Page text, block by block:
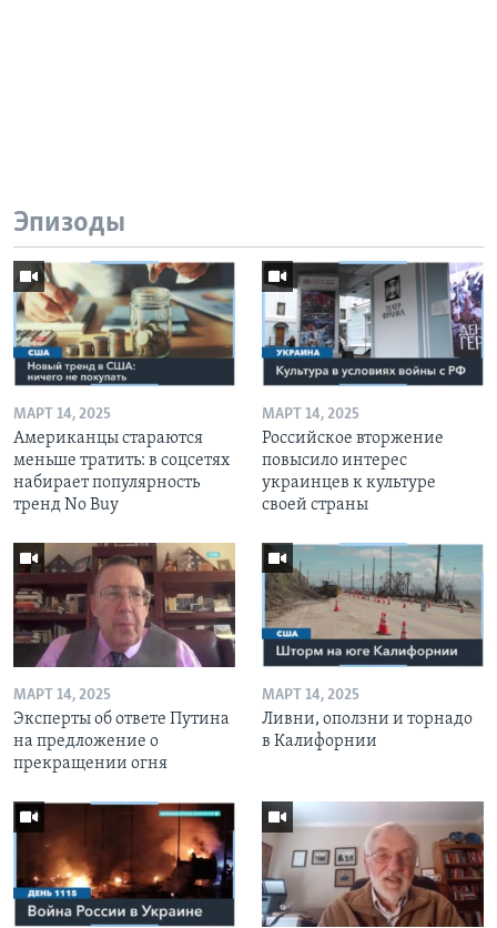
Эпизоды
МАРТ 14, 2025
Американцы стараются
меньше тратить: в соцсетях
набирает популярность
тренд No Buy
МАРТ 14, 2025
Российское вторжение
повысило интерес
украинцев к культуре
своей страны
МАРТ 14, 2025
Эксперты об ответе Путина
на предложение о
прекращении огня
МАРТ 14, 2025
Ливни, оползни и торнадо
в Калифорнии